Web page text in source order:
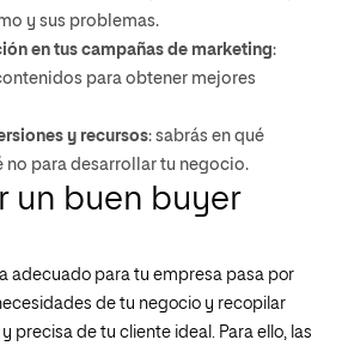
y sus problemas.
en tus campañas de marketing:
para obtener mejores
y recursos: sabrás en qué
no para desarrollar tu negocio.
un buen buyer
adecuado para tu empresa pasa por
de tu negocio y recopilar
precisa de tu cliente ideal. Para ello, las